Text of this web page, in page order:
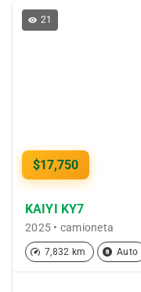
$17,750
21
KAIYI KY7
2025 • camioneta
7,832 km Auto